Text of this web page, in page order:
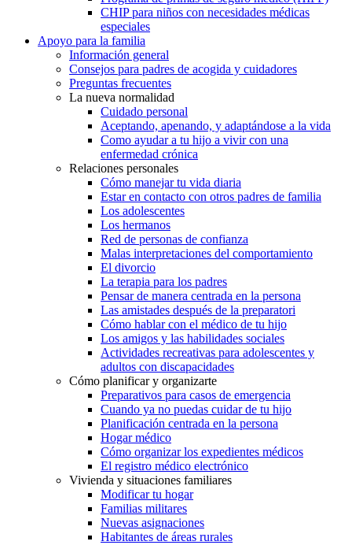
CHIP para niños con necesidades médicas
especiales
Apoyo para la familia
Información general
Consejos para padres de acogida y cuidadores
Preguntas frecuentes
La nueva normalidad
Cuidado personal
Aceptando, apenando, y adaptándose a la vida
Como ayudar a tu hijo a vivir con una
enfermedad crónica
Relaciones personales
Cómo manejar tu vida diaria
Estar en contacto con otros padres de familia
Los adolescentes
Los hermanos
Red de personas de confianza
Malas interpretaciones del comportamiento
El divorcio
La terapia para los padres
Pensar de manera centrada en la persona
Las amistades después de la preparatori
Cómo hablar con el médico de tu hijo
Los amigos y las habilidades sociales
Actividades recreativas para adolescentes y
adultos con discapacidades
Cómo planificar y organizarte
Preparativos para casos de emergencia
Cuando ya no puedas cuidar de tu hijo
Planificación centrada en la persona
Hogar médico
Cómo organizar los expedientes médicos
El registro médico electrónico
Vivienda y situaciones familiares
Modificar tu hogar
Familias militares
Nuevas asignaciones
Habitantes de áreas rurales